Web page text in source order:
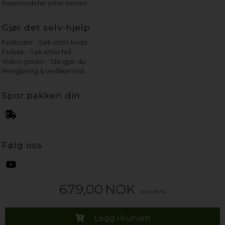
679,00 NOK (inkl. MVA)
Legg i kurven
Reservedeler etter merke
Gjør det selv-hjelp
Feilkoder - Søk etter kode
Feilsøk - Søk etter feil
Video guider - Slik gjør du
Rengjøring & vedlikehold
Spor pakken din
Følg oss